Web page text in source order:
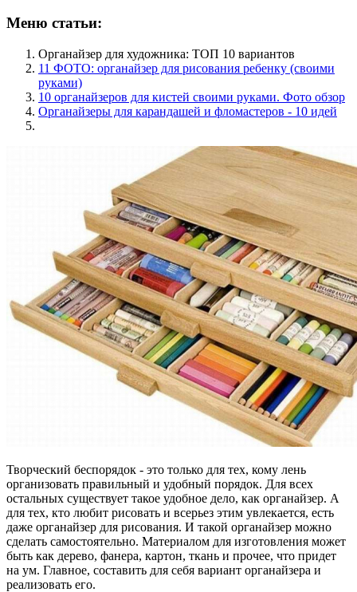
Меню статьи:
Органайзер для художника: ТОП 10 вариантов
11 ФОТО: органайзер для рисования ребенку (своими
руками)
10 органайзеров для кистей своими руками. Фото обзор
Органайзеры для карандашей и фломастеров - 10 идей
Творческий беспорядок - это только для тех, кому лень
организовать правильный и удобный порядок. Для всех
остальных существует такое удобное дело, как органайзер. А
для тех, кто любит рисовать и всерьез этим увлекается, есть
даже органайзер для рисования. И такой органайзер можно
сделать самостоятельно. Материалом для изготовления может
быть как дерево, фанера, картон, ткань и прочее, что придет
на ум. Главное, составить для себя вариант органайзера и
реализовать его.